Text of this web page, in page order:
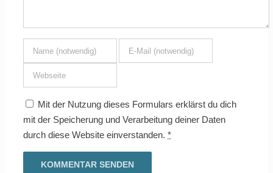
Mit der Nutzung dieses Formulars erklärst du dich
mit der Speicherung und Verarbeitung deiner Daten
durch diese Website einverstanden. *